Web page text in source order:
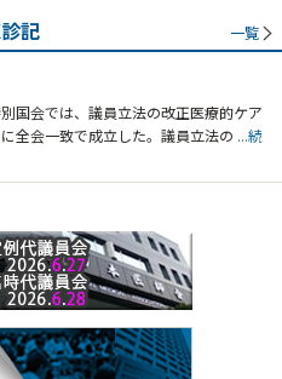
記 一覧
国会では、議員立法の改正医療的ケア
全会一致で成立した。議員立法の ...続